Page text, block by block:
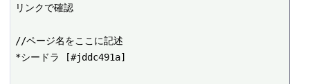
リンクで確認
//ページ名をここに記述
*シードラ [#jddc491a]